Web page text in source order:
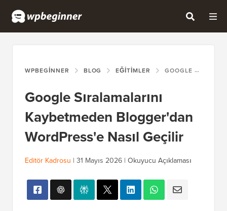
WPBEGINNER BLOG EĞITIMLER GOOGLE SIRALAMALARINI KAYBETMEDEN BLOGGER'DAN WORDPRESS'E NASIL GEÇILIR
Google Sıralamalarını
Kaybetmeden Blogger'dan
WordPress'e Nasıl Geçilir
Editör Kadrosu | 31 Mayıs 2026 | Okuyucu Açıklaması